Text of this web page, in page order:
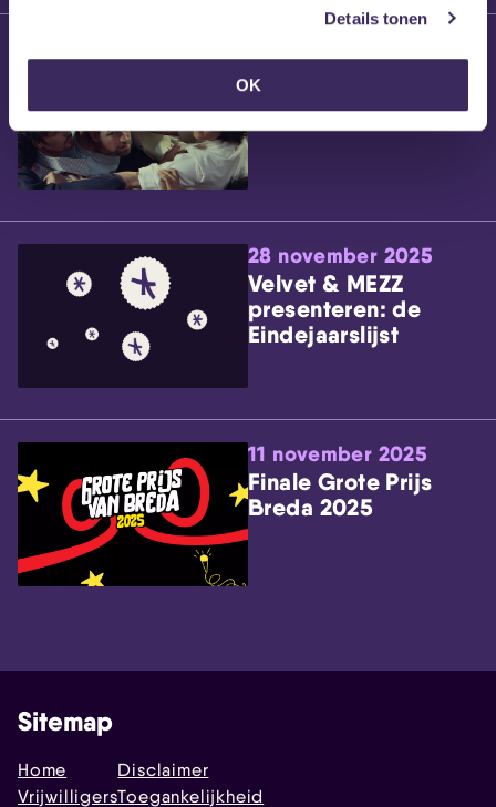
Details tonen
OKWillem’s Blog: Ão
28 november 2025
Velvet & MEZZ
presenteren: de
Eindejaarslijst
11 november 2025
Finale Grote Prijs
Breda 2025
Sitemap
Home
Vrijwilligers
Disclaimer
Toegankelijkheid